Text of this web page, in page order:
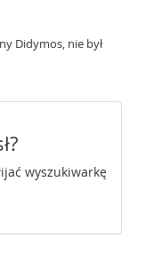
Didymos, nie był
wyszukiwarkę